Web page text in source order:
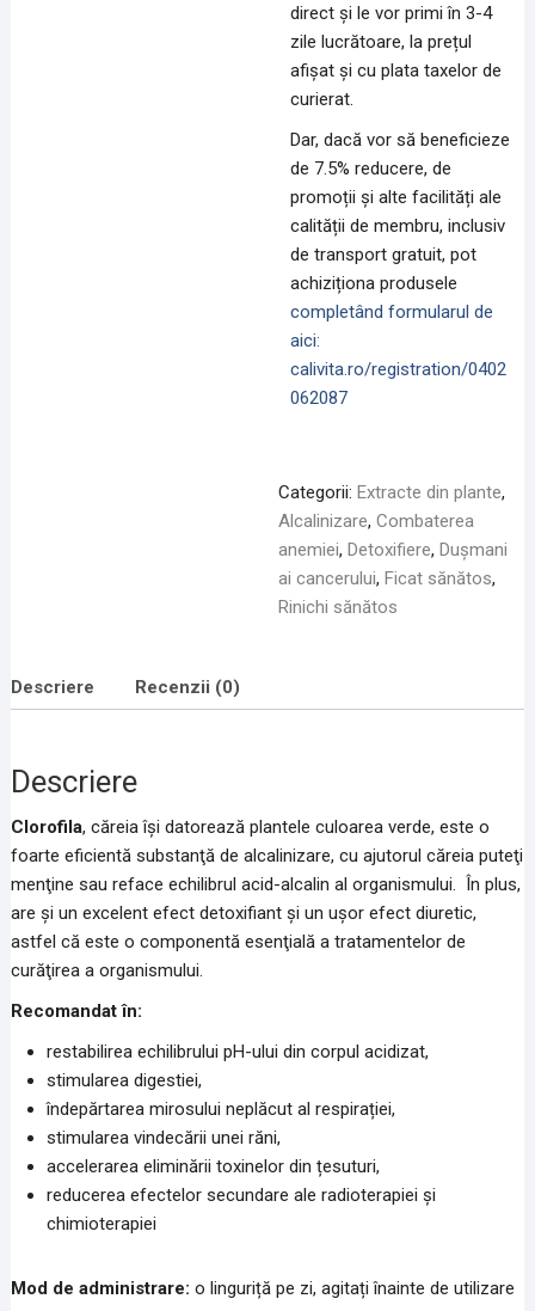
mldirect și le vor primi în 3-4
zile lucrătoare, la prețul
afișat și cu plata taxelor de
curierat.
Dar, dacă vor să beneficieze
de 7.5% reducere, de
promoții și alte facilități ale
calității de membru, inclusiv
de transport gratuit, pot
achiziționa produsele
completând formularul de
aici:
calivita.ro/registration/0402
062087
Categorii: Extracte din plante,
Alcalinizare, Combaterea
anemiei, Detoxifiere, Dușmani
ai cancerului, Ficat sănătos,
Rinichi sănătos
Descriere Recenzii (0)
Descriere
Clorofila, căreia îşi datorează plantele culoarea verde, este o
foarte eficientă substanţă de alcalinizare, cu ajutorul căreia puteţi
menţine sau reface echilibrul acid-alcalin al organismului. În plus,
are şi un excelent efect detoxifiant şi un uşor efect diuretic,
astfel că este o componentă esenţială a tratamentelor de
curăţirea a organismului.
Recomandat în:
restabilirea echilibrului pH-ului din corpul acidizat,
stimularea digestiei,
îndepărtarea mirosului neplăcut al respirației,
stimularea vindecării unei răni,
accelerarea eliminării toxinelor din țesuturi,
reducerea efectelor secundare ale radioterapiei și
chimioterapiei
Mod de administrare: o linguriță pe zi, agitați înainte de utilizare